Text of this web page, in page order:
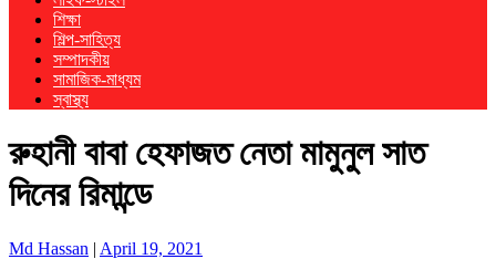
শিক্ষা
শিল্প-সাহিত্য
সম্পাদকীয়
সামাজিক-মাধ্যম
স্বাস্থ্য
রুহানী বাবা হেফাজত নেতা মামুনুল সাত
দিনের রিমান্ডে
Md Hassan | April 19, 2021